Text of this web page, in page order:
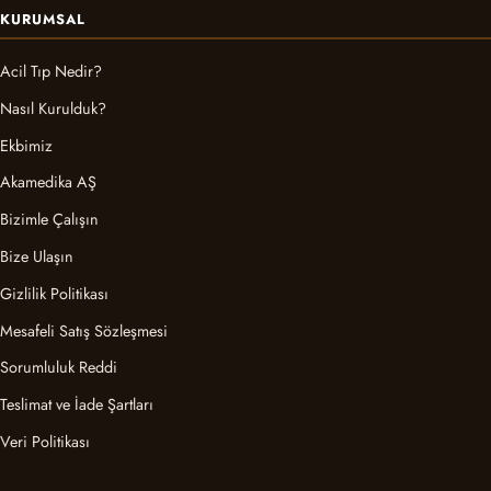
KURUMSAL
Acil Tıp Nedir?
Nasıl Kurulduk?
Ekbimiz
Akamedika AŞ
Bizimle Çalışın
Bize Ulaşın
Gizlilik Politikası
Mesafeli Satış Sözleşmesi
Sorumluluk Reddi
Teslimat ve İade Şartları
Veri Politikası